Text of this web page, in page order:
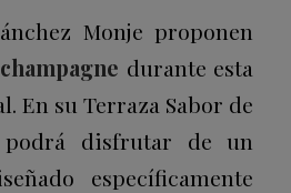
Monje proponen
durante esta
En su Terraza Sabor de
disfrutar de un
específicamente